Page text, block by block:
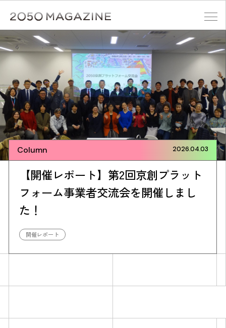
content
検索する
Column 2026.04.03
【開催レポート】第2回京創プラット
フォーム事業者交流会を開催しまし
た！
開催レポート